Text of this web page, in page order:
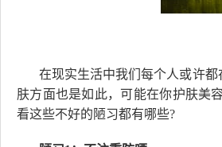
在现实生活中我们每个人或许
肤方面也是如此，可能在你护肤美
看这些不好的陋习都有哪些?